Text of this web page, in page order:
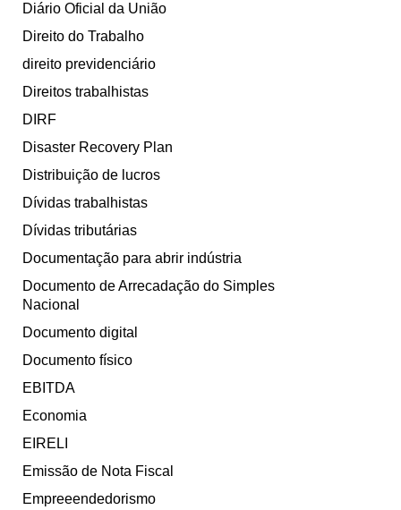
Diário Oficial da União
Direito do Trabalho
direito previdenciário
Direitos trabalhistas
DIRF
Disaster Recovery Plan
Distribuição de lucros
Dívidas trabalhistas
Dívidas tributárias
Documentação para abrir indústria
Documento de Arrecadação do Simples
Nacional
Documento digital
Documento físico
EBITDA
Economia
EIRELI
Emissão de Nota Fiscal
Empreeendedorismo